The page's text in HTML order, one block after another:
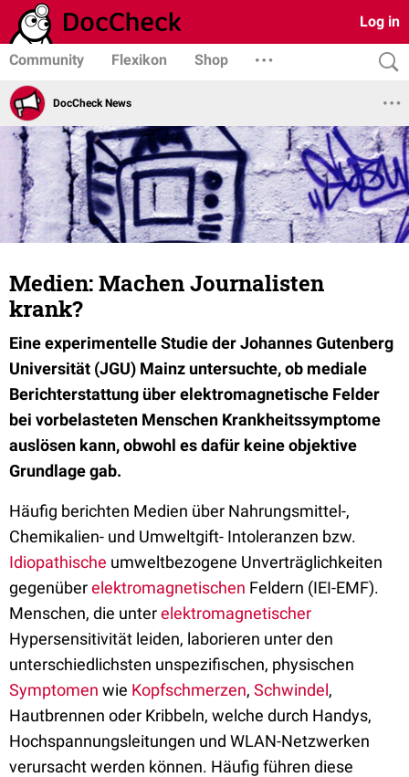
Log in
Community Flexikon Shop
DocCheck News
Medien: Machen Journalisten
krank?
Eine experimentelle Studie der Johannes Gutenberg
Universität (JGU) Mainz untersuchte, ob mediale
Berichterstattung über elektromagnetische Felder
bei vorbelasteten Menschen Krankheitssymptome
auslösen kann, obwohl es dafür keine objektive
Grundlage gab.
Häufig berichten Medien über Nahrungsmittel-,
Chemikalien- und Umweltgift- Intoleranzen bzw.
Idiopathische umweltbezogene Unverträglichkeiten
gegenüberelektromagnetischen Feldern (IEI-EMF).
Menschen, die unterelektromagnetischer
Hypersensitivität leiden, laborieren unter den
unterschiedlichsten unspezifischen, physischen
Symptomen wie Kopfschmerzen, Schwindel,
Hautbrennen oder Kribbeln, welche durch Handys,
Hochspannungsleitungen und WLAN-Netzwerken
verursacht werden können. Häufig führen diese